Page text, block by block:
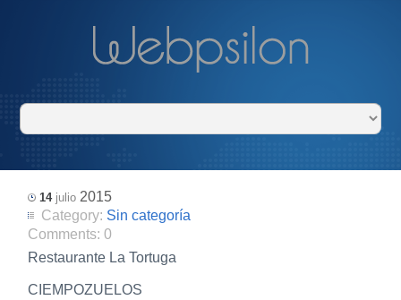
14 julio 2015
Category: Sin categoría
Comments:0
Restaurante La Tortuga
CIEMPOZUELOS